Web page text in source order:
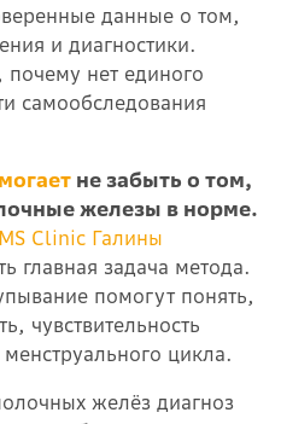
данные о том,
и диагностики.
нет единого
самообследования
не забыть о том,
железы в норме.
Clinic Галины
главная задача метода.
помогут понять,
чувствительность
цикла.
желёз диагноз